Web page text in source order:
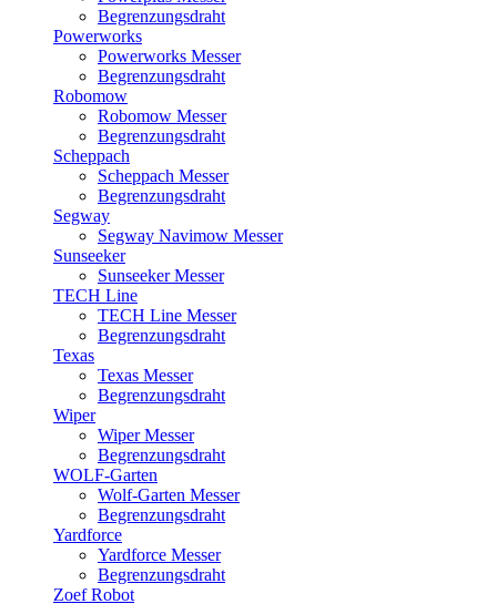
Begrenzungsdraht
Powerworks
Powerworks Messer
Begrenzungsdraht
Robomow
Robomow Messer
Begrenzungsdraht
Scheppach
Scheppach Messer
Begrenzungsdraht
Segway
Segway Navimow Messer
Sunseeker
Sunseeker Messer
TECH Line
TECH Line Messer
Begrenzungsdraht
Texas
Texas Messer
Begrenzungsdraht
Wiper
Wiper Messer
Begrenzungsdraht
WOLF-Garten
Wolf-Garten Messer
Begrenzungsdraht
Yardforce
Yardforce Messer
Begrenzungsdraht
Zoef Robot